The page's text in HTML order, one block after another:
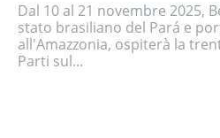
Dal 10 al 21 novembre 2025,
stato brasiliano del Pará e
all'Amazzonia, ospiterà la
Parti sul...